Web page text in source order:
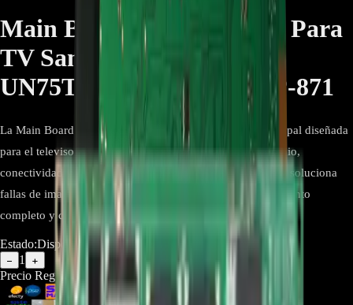
Main Board BN94-15439T Para
TV Samsung
UN75TU7000KXZL - REP-871
La Main Board Samsung BN94-15439T es la tarjeta principal diseñada
para el televisor UN75TU7000KXZL. Controla video, audio,
conectividad y funciones Smart TV. Repuesto original que soluciona
fallas de imagen, sonido y puertos, devolviendo el rendimiento
completo y confiable de tu televisor.
Estado:Disponible
− 1 +
Precio Regular: 543.000